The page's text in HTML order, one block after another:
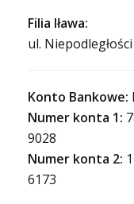
Filia Iława:
ul.
Konto Bankowe:
Numer konta 1:
9028
Numer konta 2:
6173